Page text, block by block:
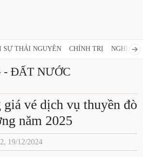
SỰ THÁI NGUYÊN CHÍNH TRỊ NGHỊ
- ĐẤT NƯỚC
vé dịch vụ thuyền đò
năm 2025
19/12/2024